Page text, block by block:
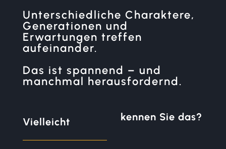
Unterschiedliche Charaktere,
Generationen und
Erwartungen treffen
aufeinander.
Das ist spannend – und
manchmal herausfordernd.
Vielleicht kennen Sie das?